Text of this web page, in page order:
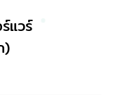
แวร์
)